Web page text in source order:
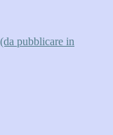
pubblicare in